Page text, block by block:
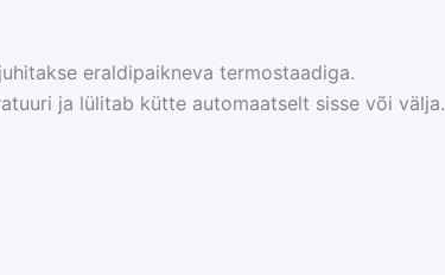
eraldipaikneva termostaadiga.
ja lülitab kütte automaatselt sisse või välja.